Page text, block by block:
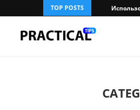
TOP POSTS